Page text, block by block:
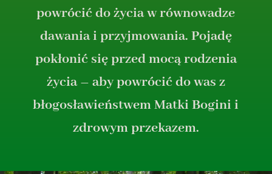
powrócić do życia w równowadze
dawania i przyjmowania. Pojadę
pokłonić się przed mocą rodzenia
życia – aby powrócić do was z
błogosławieństwem Matki Bogini i
zdrowym przekazem.